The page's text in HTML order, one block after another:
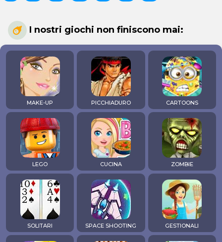
I nostri giochi non finiscono mai:
MAKE-UP PICCHIADURO CARTOONS
LEGO CUCINA ZOMBIE
SOLITARI SPACE SHOOTING GESTIONALI